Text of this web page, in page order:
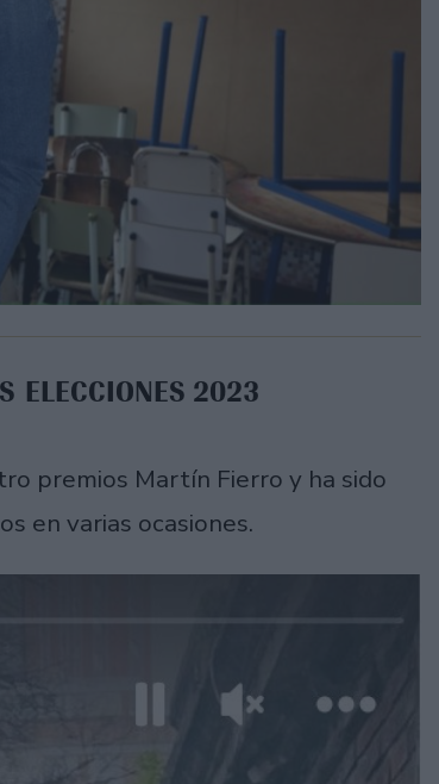
ELECCIONES 2023
premios Martín Fierro y ha sido
en varias ocasiones.